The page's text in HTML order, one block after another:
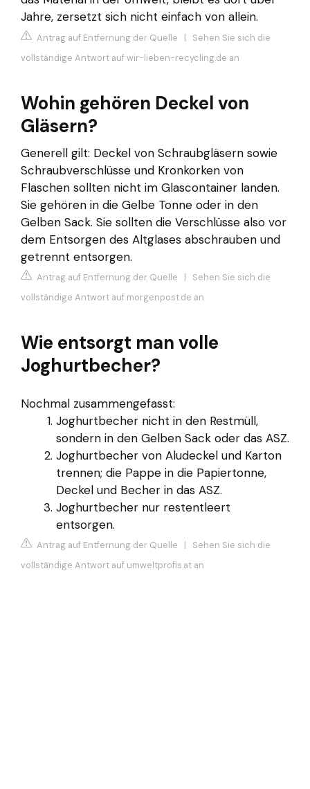
Jahre, zersetzt sich nicht einfach von allein.
Antrag auf Entfernung der Quelle | Sehen Sie sich die
vollständige Antwort auf wir-lieben-recycling.de an
Wohin gehören Deckel von
Gläsern?
Generell gilt: Deckel von Schraubgläsern sowie
Schraubverschlüsse und Kronkorken von
Flaschen sollten nicht im Glascontainer landen.
Sie gehören in die Gelbe Tonne oder in den
Gelben Sack. Sie sollten die Verschlüsse also vor
dem Entsorgen des Altglases abschrauben und
getrennt entsorgen.
Antrag auf Entfernung der Quelle | Sehen Sie sich die
vollständige Antwort auf morgenpost.de an
Wie entsorgt man volle
Joghurtbecher?
Nochmal zusammengefasst:
Joghurtbecher nicht in den Restmüll,
sondern in den Gelben Sack oder das ASZ.
Joghurtbecher von Aludeckel und Karton
trennen; die Pappe in die Papiertonne,
Deckel und Becher in das ASZ.
Joghurtbecher nur restentleert
entsorgen.
Antrag auf Entfernung der Quelle | Sehen Sie sich die
vollständige Antwort auf umweltprofis.at an